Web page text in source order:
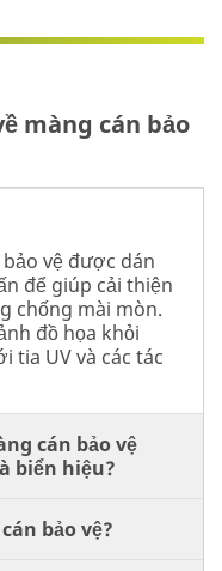
màng cán bảo
vệ được dán
để giúp cải thiện
chống mài mòn.
đồ họa khỏi
tia UV và các tác
cán bảo vệ
biển hiệu?
bảo vệ?